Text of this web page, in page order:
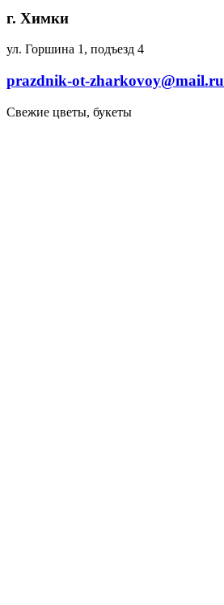
г. Химки
ул. Горшина 1, подъезд 4
prazdnik-ot-zharkovoy@mail.ru
Свежие цветы, букеты